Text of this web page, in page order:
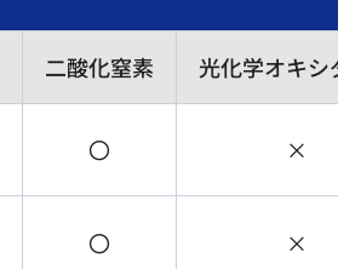
二酸化窒素 光化学オキシ
〇 ×
〇 ×